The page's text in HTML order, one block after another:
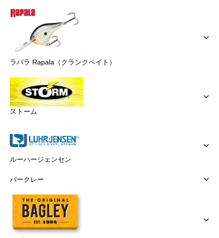
ラパラ Rapala（クランクベイト）
ストーム
ルーハージェンセン
バークレー